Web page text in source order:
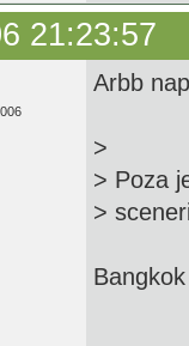
21:23:57
Arbb
>
> Poza
>